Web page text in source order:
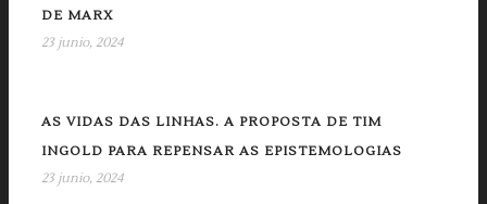
DE MARX
23 junio, 2024
AS VIDAS DAS LINHAS. A PROPOSTA DE TIM
INGOLD PARA REPENSAR AS EPISTEMOLOGIAS
23 junio, 2024